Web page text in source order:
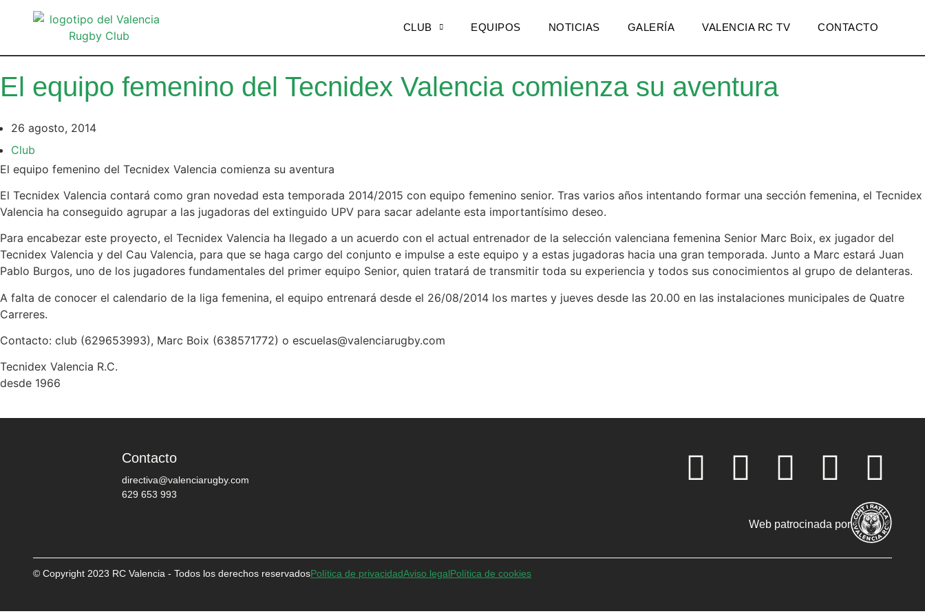
CLUB EQUIPOS NOTICIAS GALERÍA VALENCIA RC TV CONTACTO
El equipo femenino del Tecnidex Valencia comienza su aventura
26 agosto, 2014
Club
El equipo femenino del Tecnidex Valencia comienza su aventura
El Tecnidex Valencia contará como gran novedad esta temporada 2014/2015 con equipo femenino senior. Tras varios años intentando formar una sección femenina, el Tecnidex
Valencia ha conseguido agrupar a las jugadoras del extinguido UPV para sacar adelante esta importantísimo deseo.
Para encabezar este proyecto, el Tecnidex Valencia ha llegado a un acuerdo con el actual entrenador de la selección valenciana femenina Senior Marc Boix, ex jugador del
Tecnidex Valencia y del Cau Valencia, para que se haga cargo del conjunto e impulse a este equipo y a estas jugadoras hacia una gran temporada. Junto a Marc estará Juan
Pablo Burgos, uno de los jugadores fundamentales del primer equipo Senior, quien tratará de transmitir toda su experiencia y todos sus conocimientos al grupo de delanteras.
A falta de conocer el calendario de la liga femenina, el equipo entrenará desde el 26/08/2014 los martes y jueves desde las 20.00 en las instalaciones municipales de Quatre
Carreres.
Contacto: club (629653993), Marc Boix (638571772) o escuelas@valenciarugby.com
Tecnidex Valencia R.C.
desde 1966
Contacto
directiva@valenciarugby.com
629 653 993
Web patrocinada por
© Copyright 2023 RC Valencia - Todos los derechos reservadosPolítica de privacidadAviso legalPolítica de cookies